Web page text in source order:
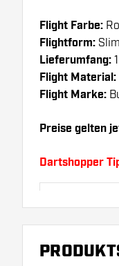
Flight Farbe:
Flightform: Slim
Lieferumfang:
Flight Material:
Flight Marke:
Preise gelten
Dartshopper
Probieren